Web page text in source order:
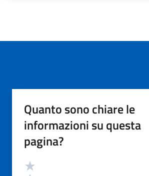
Quanto sono chiare le
informazioni su questa
pagina?
Valutazione